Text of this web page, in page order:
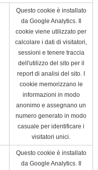
Questo cookie è installato
da Google Analytics. Il
cookie viene utilizzato per
calcolare i dati di visitatori,
sessioni e tenere traccia
dell'utilizzo del sito per il
report di analisi del sito. I
cookie memorizzano le
informazioni in modo
anonimo e assegnano un
numero generato in modo
casuale per identificare i
visitatori unici.
Questo cookie è installato
da Google Analytics. Il